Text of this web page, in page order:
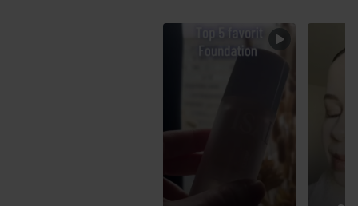
aby przedłużyć trwałość swojego podkładu.
- Wyrównaj teksturę dociskając bazę opuszkami palców.
- Wyblenduj podkład na zewnątrz twarzy.